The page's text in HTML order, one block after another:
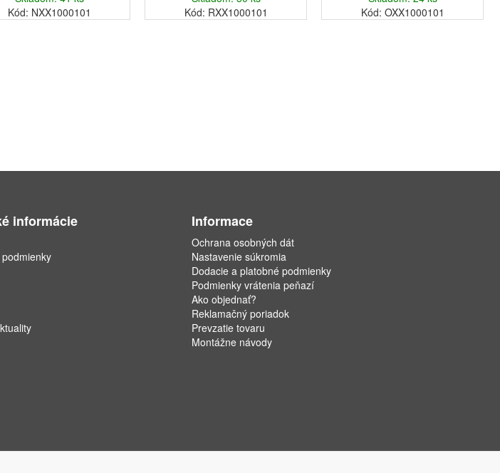
Kód: NXX1000101
Kód: RXX1000101
Kód: OXX1000101
informácie Informace
Ochrana osobných dát
Nastavenie súkromia
Dodacie a platobné podmienky
Podmienky vrátenia peňazí
Ako objednať?
Reklamačný poriadok
Prevzatie tovaru
Montážne návody